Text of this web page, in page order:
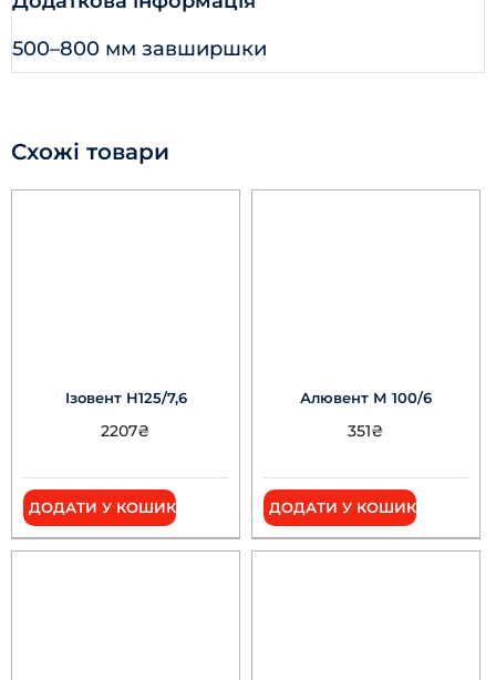
500–800 мм завширшки
Схожі товари
Ізовент Н125/7,6
2207₴
ДОДАТИ У КОШИК
Алювент М 100/6
351₴
ДОДАТИ У КОШИК